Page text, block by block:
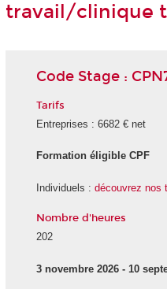
travail/clinique
Code Stage :
Tarifs
Entreprises : 6682 € net
Formation éligible CPF
Individuels : découvrez nos
Nombre d'heures
202
3 novembre 2026 - 10